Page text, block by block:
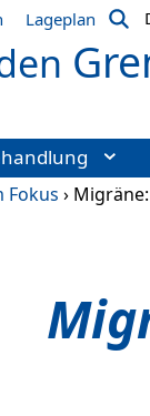
Lageplan
Fokus ›